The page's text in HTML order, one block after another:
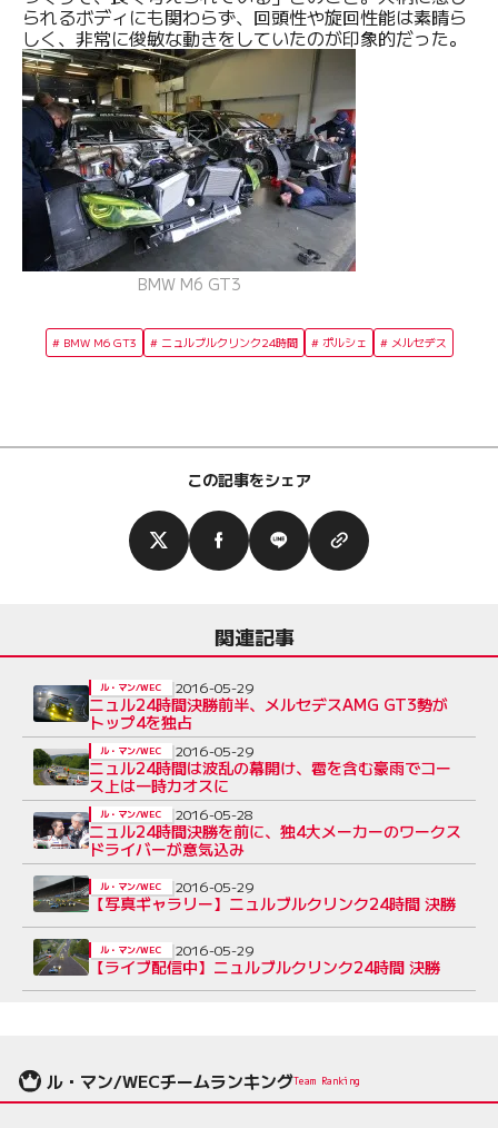
られるボディにも関わらず、回頭性や旋回性能は素晴ら
しく、非常に俊敏な動きをしていたのが印象的だった。
BMW M6 GT3
BMW M6 GT3 ニュルブルクリンク24時間 ポルシェ メルセデス
この記事をシェア
関連記事
ニュル24時間決勝前半、メルセデスAMG GT3勢が
トップ4を独占
ル・マン/WEC 2016-05-29
ニュル24時間は波乱の幕開け、雹を含む豪雨でコー
ス上は一時カオスに
ル・マン/WEC 2016-05-29
ニュル24時間決勝を前に、独4大メーカーのワークス
ドライバーが意気込み
ル・マン/WEC 2016-05-28
【写真ギャラリー】ニュルブルクリンク24時間 決勝
ル・マン/WEC 2016-05-29
【ライブ配信中】ニュルブルクリンク24時間 決勝
ル・マン/WEC 2016-05-29
ル・マン/WECチームランキングTeam Ranking